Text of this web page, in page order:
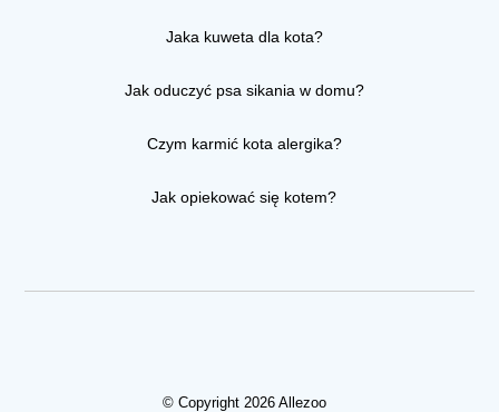
Jaka kuweta dla kota?
Jak oduczyć psa sikania w domu?
Czym karmić kota alergika?
Jak opiekować się kotem?
© Copyright 2026 Allezoo